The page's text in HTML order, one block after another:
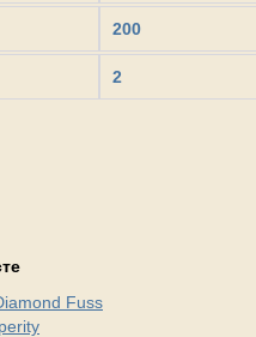
200
2
Fuss